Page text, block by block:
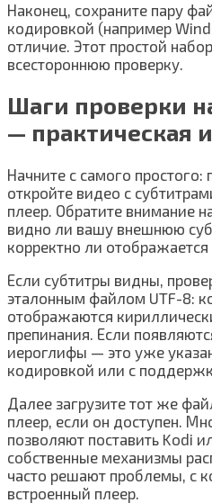
Наконец, сохраните пару
кодировкой (например
отличие. Этот простой
всестороннюю проверку.
Шаги проверки
— практическая
Начните с самого простого:
откройте видео с
плеер. Обратите внимание
видно ли вашу внешнюю
корректно ли отображается
Если субтитры видны,
эталонным файлом UTF-8:
отображаются
препинания. Если
иероглифы — это уже
кодировкой или с
Далее загрузите тот же
плеер, если он доступен.
позволяют поставить Kodi
собственные механизмы
часто решают проблемы, с
встроенный плеер.